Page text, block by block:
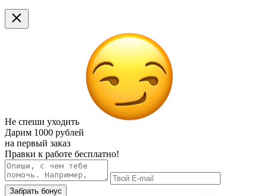
Не спеши уходить
Дарим 1000 рублей
на первый заказ
Правки к работе бесплатно!
Забрать бонус